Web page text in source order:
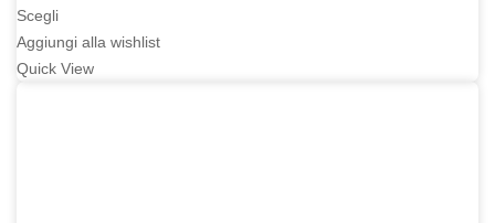
Scegli
Aggiungi alla wishlist
Quick View